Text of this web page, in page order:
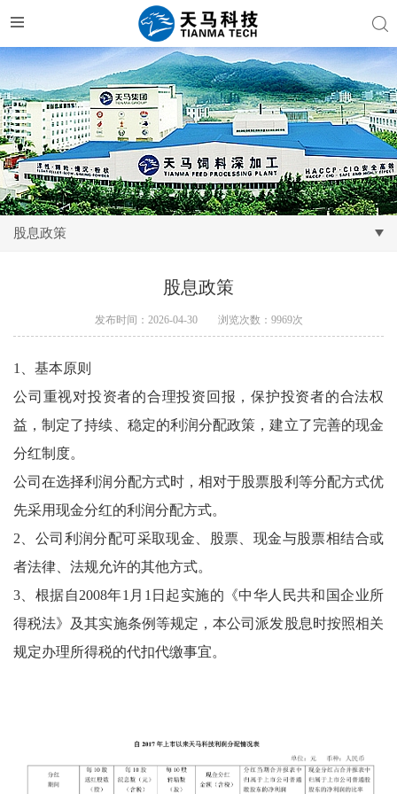
股息政策
股息政策
发布时间：2026-04-30 浏览次数：9969次
1
、基本原则
公司重视对投资者的合理投资回报，保护投资者的合法权
益，制定了持续、稳定的利润分配政策，建立了完善的现金
分红制度。
公司在选择利润分配方式时，相对于股票股利等分配方式优
先采用现金分红的利润分配方式。
2 、公司利润分配可采取现金、股票、现金与股票相结合或
者法律、法规允许的其他方式。
3 、根据自2008年1 月 1 日起实施的《中华人民共和国企业所
得税法》及其实施条例等规定，本公司派发股息时按照相关
规定办理所得税的代扣代缴事宜。